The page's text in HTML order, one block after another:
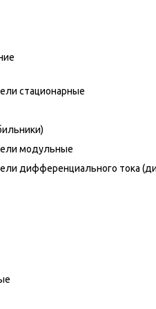
стационарные
модульные
дифференциального тока